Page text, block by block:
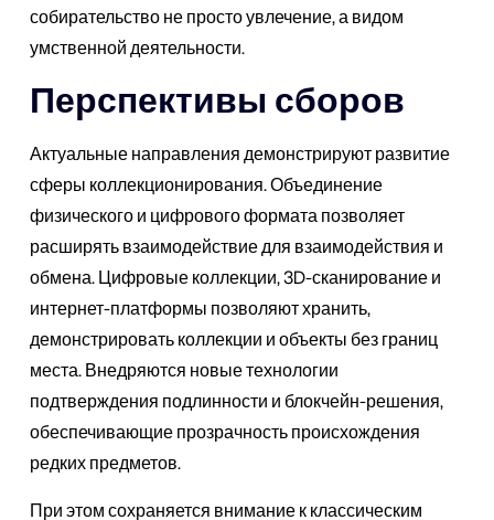
собирательство не просто увлечение, а видом
умственной деятельности.
Перспективы сборов
Актуальные направления демонстрируют развитие
сферы коллекционирования. Объединение
физического и цифрового формата позволяет
расширять взаимодействие для взаимодействия и
обмена. Цифровые коллекции, 3D-сканирование и
интернет-платформы позволяют хранить,
демонстрировать коллекции и объекты без границ
места. Внедряются новые технологии
подтверждения подлинности и блокчейн-решения,
обеспечивающие прозрачность происхождения
редких предметов.
При этом сохраняется внимание к классическим